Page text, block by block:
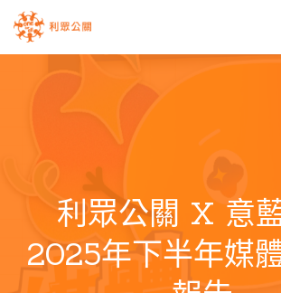
利眾公關 X 意
2025年下半年媒